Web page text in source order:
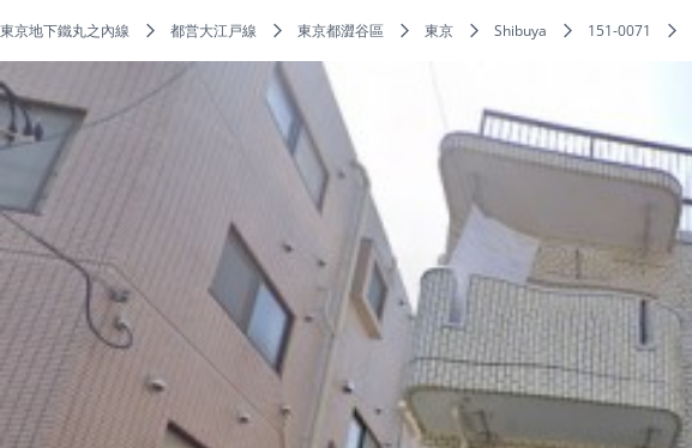
東京地下鐵丸之內線 都営大江戸線 東京都澀谷區 東京 Shibuya 151-0071